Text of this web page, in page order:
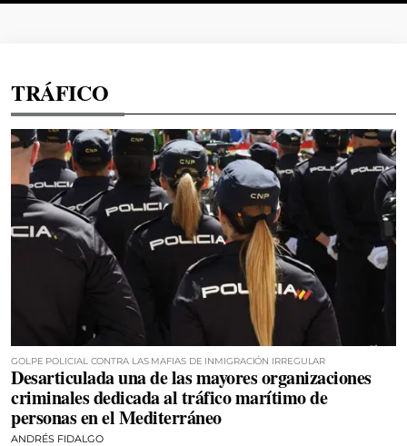
TRÁFICO
GOLPE POLICIAL CONTRA LAS MAFIAS DE INMIGRACIÓN IRREGULAR
Desarticulada una de las mayores organizaciones
criminales dedicada al tráfico marítimo de
personas en el Mediterráneo
ANDRÉS FIDALGO